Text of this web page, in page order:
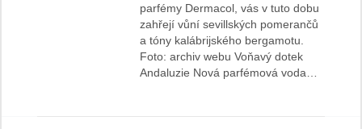
parfémy Dermacol, vás v tuto dobu
zahřejí vůní sevillských pomerančů
a tóny kalábrijského bergamotu.
Foto: archiv webu Voňavý dotek
Andaluzie Nová parfémová voda…